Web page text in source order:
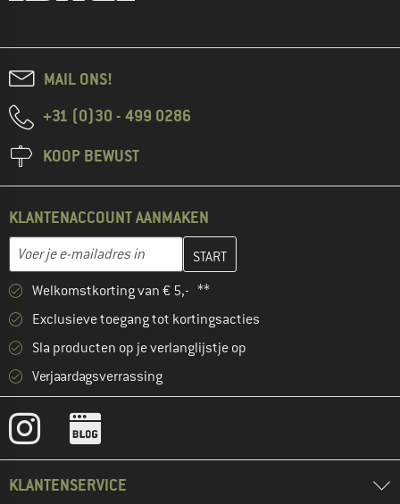
MAIL ONS!
+31 (0)30 - 499 0286
KOOP BEWUST
KLANTENACCOUNT AANMAKEN
E-mailadres
Vul je e-mailadres hier in en maak in de volgende stap je
Welkomstkorting van € 5,- **
Exclusieve toegang tot kortingsacties
Sla producten op je verlanglijstje op
Verjaardagsverrassing
KLANTENSERVICE